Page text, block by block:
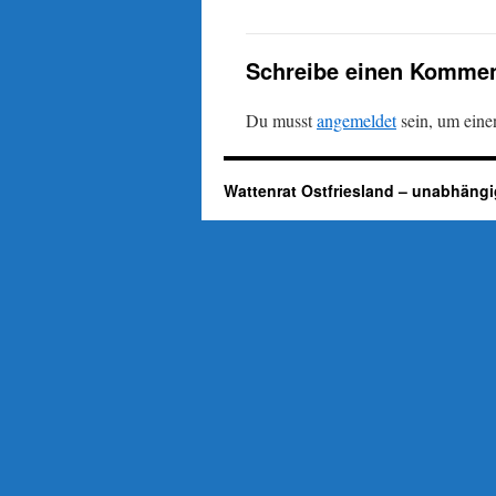
Schreibe einen
Du musstangemeldetsein, um
Wattenrat Ostfriesland –